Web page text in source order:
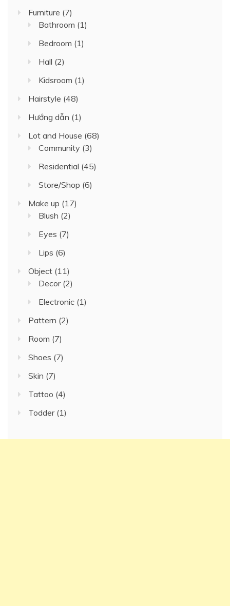
Furniture (7)
Bathroom (1)
Bedroom (1)
Hall (2)
Kidsroom (1)
Hairstyle (48)
Hướng dẫn (1)
Lot and House (68)
Community (3)
Residential (45)
Store/Shop (6)
Make up (17)
Blush (2)
Eyes (7)
Lips (6)
Object (11)
Decor(2)
Electronic (1)
Pattern (2)
Room (7)
Shoes (7)
Skin (7)
Tattoo (4)
Todder(1)